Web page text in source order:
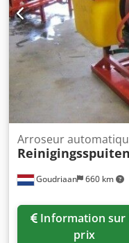
Goudriaan 660 km
Arroseur
Reinigingsspuiten
prix